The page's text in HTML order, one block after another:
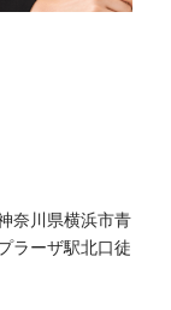
可能性がござ
奈川県横浜市青
ラーザ駅北口徒